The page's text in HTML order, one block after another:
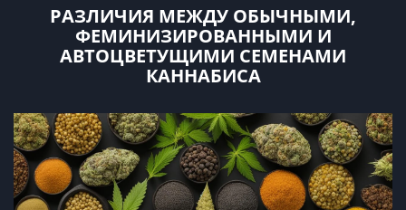
РАЗЛИЧИЯ МЕЖДУ ОБЫЧНЫМИ,
ФЕМИНИЗИРОВАННЫМИ И
АВТОЦВЕТУЩИМИ СЕМЕНАМИ
КАННАБИСА